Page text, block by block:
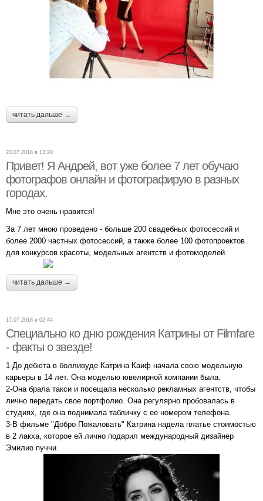
читать дальше →
20.07.2018 в 13:20
Привет! Я Андрей, вот уже более 7 лет обучаю
фотографов онлайн и фотографирую в разных
городах.
Мне это очень нравится!
За 7 лет мною проведено - больше 200 свадебных фотосессий и
более 2000 частных фотосессий, а также более 100 фотопроектов
для конкурсов красоты, модельных агентств и фотомоделей.
читать дальше →
17.07.2018 в 02:44
Специально ко дню рождения Катрины от Filmfare
- факты о звезде!
1-До дебюта в болливуде Катрина Каиф начала свою модельную
карьеры в 14 лет. Она моделью ювелирной компании была.
2-Она брала такси и посещала несколько рекламных агентств, чтобы
лично передать свое портфолио. Она регулярно пробовалась в
студиях, где она поднимала табличку с ее номером телефона.
3-В фильме "Добро Пожаловать" Катрина надела платье стоимостью
в 2 лакха, которое ей лично подарил международный дизайнер
Эмилио пуччи.